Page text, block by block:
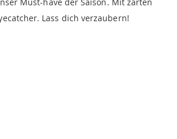
Lass dich verzaubern!